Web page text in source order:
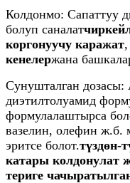
Колдонмо: Сапаттуу
болуп саналат
коргонуучу каражат,
кенелержана
Сунушталган
диэтилтолуамид
формулалаштырса
вазелин, олефин ж.б.
эритсе болот.түздөн-
катары колдонулат
териге